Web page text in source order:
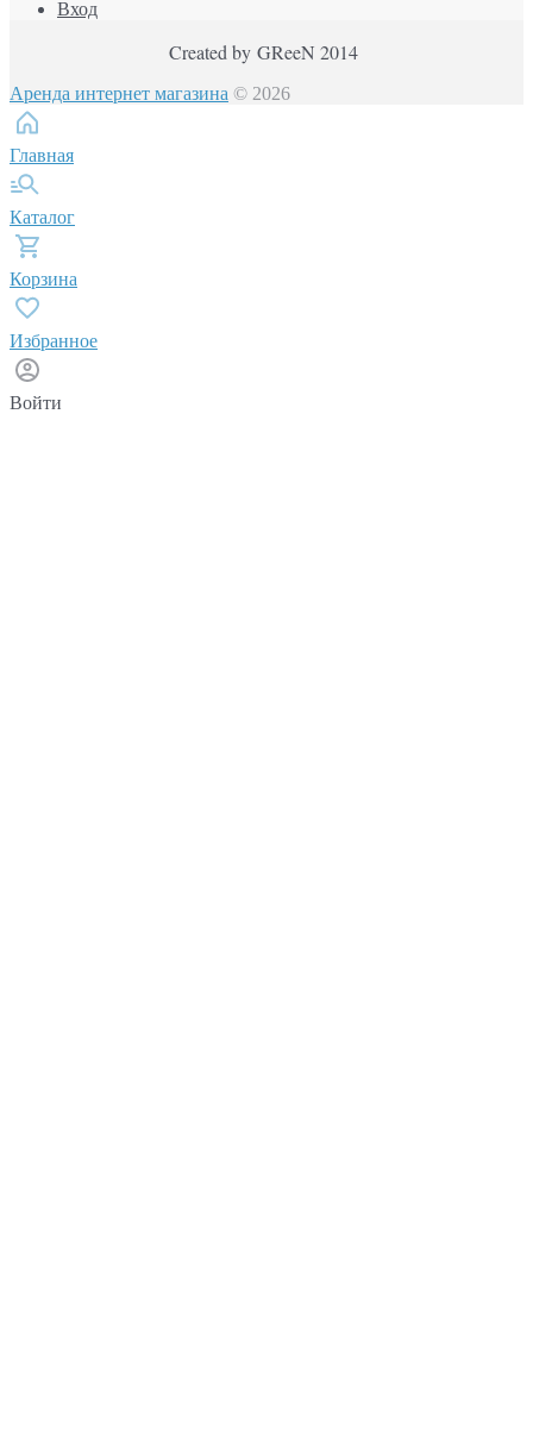
Вход
Created by GReeN 2014
Аренда интернет магазина © 2026
Главная
Каталог
Корзина
Избранное
Войти